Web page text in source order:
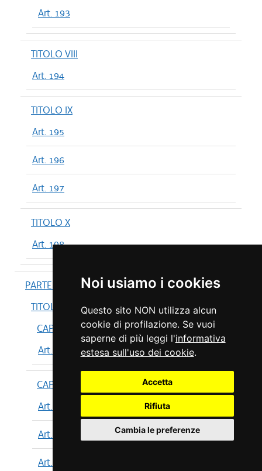
Noi usiamo i cookies
Questo sito NON utilizza alcun
cookie di profilazione. Se vuoi
saperne di più leggi l'informativa
estesa sull'uso dei cookie.
Accetta
Rifiuta
Cambia le preferenze
Art. 193
TITOLO VIII
Art. 194
TITOLO IX
Art. 195
Art. 196
Art. 197
TITOLO X
Art. 198
PARTE IV
TITOLO I
CAPO I
Art. 199
CAPO II
Art. 200
Art. 201
Art. 202